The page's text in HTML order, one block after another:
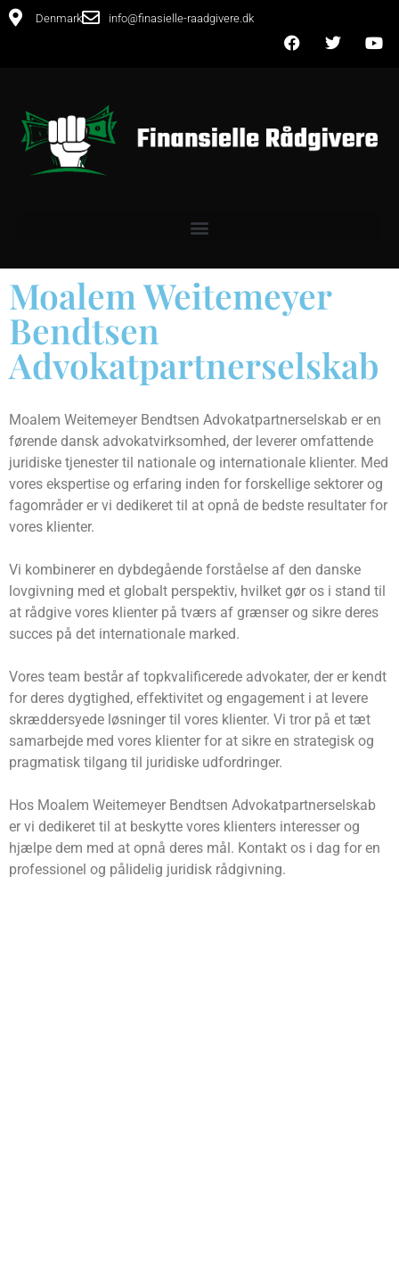
Denmark info@finasielle-raadgivere.dk
Moalem Weitemeyer
Bendtsen
Advokatpartnerselskab
Moalem Weitemeyer Bendtsen Advokatpartnerselskab er en
førende dansk advokatvirksomhed, der leverer omfattende
juridiske tjenester til nationale og internationale klienter. Med
vores ekspertise og erfaring inden for forskellige sektorer og
fagområder er vi dedikeret til at opnå de bedste resultater for
vores klienter.
Vi kombinerer en dybdegående forståelse af den danske
lovgivning med et globalt perspektiv, hvilket gør os i stand til
at rådgive vores klienter på tværs af grænser og sikre deres
succes på det internationale marked.
Vores team består af topkvalificerede advokater, der er kendt
for deres dygtighed, effektivitet og engagement i at levere
skræddersyede løsninger til vores klienter. Vi tror på et tæt
samarbejde med vores klienter for at sikre en strategisk og
pragmatisk tilgang til juridiske udfordringer.
Hos Moalem Weitemeyer Bendtsen Advokatpartnerselskab
er vi dedikeret til at beskytte vores klienters interesser og
hjælpe dem med at opnå deres mål. Kontakt os i dag for en
professionel og pålidelig juridisk rådgivning.